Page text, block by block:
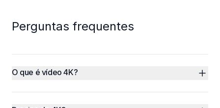
Perguntas frequentes
O que é vídeo 4K?